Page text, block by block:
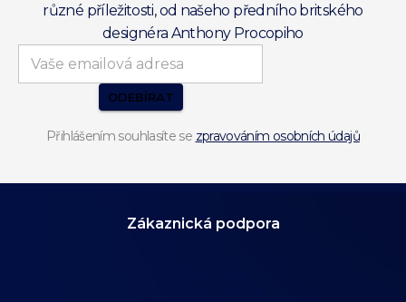
různé příležitosti, od našeho předního britského
designéra Anthony Procopiho
ODEBÍRAT
Přihlášením souhlasíte se zpravováním osobních údajů
Zákaznická podpora